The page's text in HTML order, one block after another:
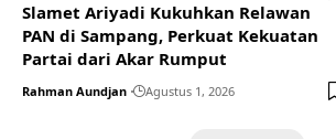
Slamet Ariyadi Kukuhkan Relawan
PAN di Sampang, Perkuat Kekuatan
Partai dari Akar Rumput
Rahman Aundjan Agustus 1, 2026